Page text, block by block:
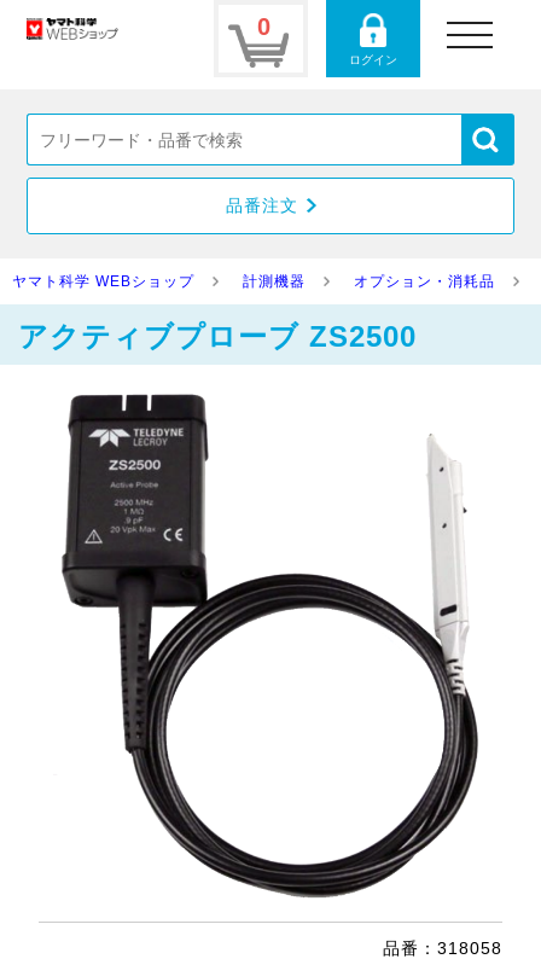
0
ログイン
toggle
navigation
品番注文
ヤマト科学 WEBショップ 計測機器 オプション・消耗品
アクティブプローブ ZS2500
品番：318058